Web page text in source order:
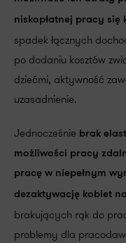
niskopłatnej pracy się
spadek łącznych
po dodaniu kosztów
dziećmi, aktywność
uzasadnienie.
Jednocześnie brak
możliwości pracy
pracę w niepełnym
dezaktywację kobiet
brakujących rąk do
problemy dla